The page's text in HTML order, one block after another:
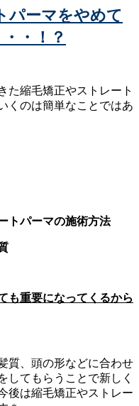
パーマをやめて
・！？
た縮毛矯正やストレート
くのは簡単なことではあ
トパーマの施術方法
も重要になってくるから
質、頭の形などに合わせ
してもらうことで新しく
後は縮毛矯正やストレー